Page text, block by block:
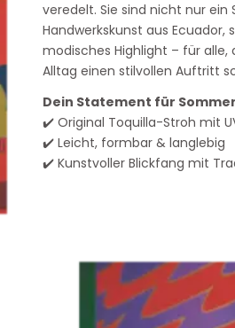
veredelt. Sie sind nicht nur
Handwerkskunst aus Ecuador,
modisches Highlight – für alle,
Alltag einen stilvollen Auftritt
Dein Statement für
✔️ Original Toquilla-Stroh mit
✔️ Leicht, formbar & langlebig
✔️ Kunstvoller Blickfang mit